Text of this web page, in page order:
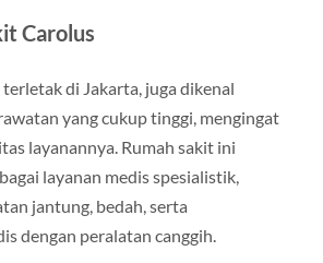
Carolus
terletak di Jakarta, juga dikenal
yang cukup tinggi, mengingat
layanannya. Rumah sakit ini
layanan medis spesialistik,
jantung, bedah, serta
dengan peralatan canggih.